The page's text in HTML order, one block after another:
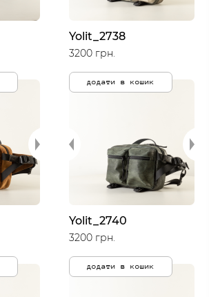
Yolit_2738
3200 грн.
додати в кошик
Yolit_2740
3200 грн.
додати в кошик